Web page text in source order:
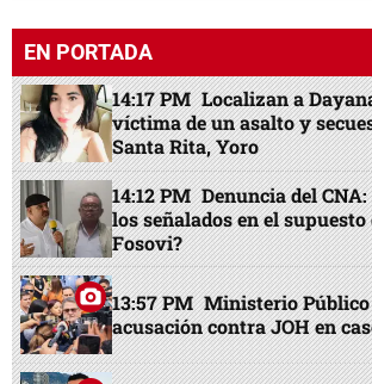
EN PORTADA
14:17 PM Localizan a
víctima de un asalto y
Santa Rita, Yoro
14:12 PM Denuncia del
los señalados en el supuesto
Fosovi?
13:57 PM Ministerio
acusación contra JOH en